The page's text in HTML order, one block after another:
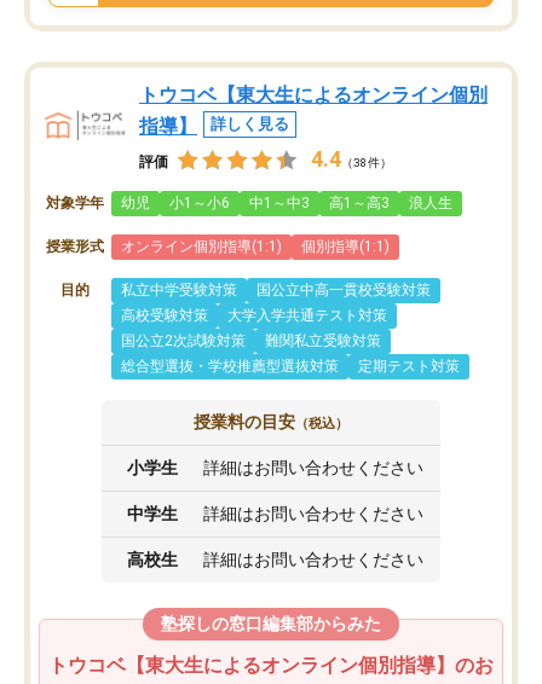
トウコベ【東大生によるオンライン個別
指導】
詳しく見る
評価 4.4 （38件）
対象学年 幼児 小1～小6 中1～中3 高1～高3 浪人生
授業形式 オンライン個別指導(1:1) 個別指導(1:1)
目的 私立中学受験対策
国公立中高一貫校受験対策
高校受験対策
大学入学共通テスト対策
国公立2次試験対策
難関私立受験対策
総合型選抜・学校推薦型選抜対策
定期テスト対策
授業料の目安 （税込）
小学生 詳細はお問い合わせください
中学生 詳細はお問い合わせください
高校生 詳細はお問い合わせください
塾探しの窓口編集部からみた
トウコベ【東大生によるオンライン個別指導】のお